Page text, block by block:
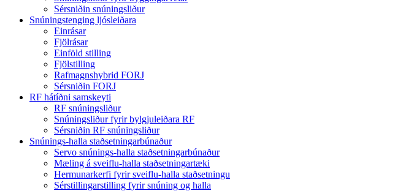
Sérsniðin snúningsliður
Snúningstenging ljósleiðara
Einrásar
Fjölrásar
Einföld stilling
Fjölstilling
Rafmagnshybrid FORJ
Sérsniðin FORJ
RF hátíðni samskeyti
RF snúningsliður
Snúningsliður fyrir bylgjuleiðara RF
Sérsniðin RF snúningsliður
Snúnings-halla staðsetningarbúnaður
Servo snúnings-halla staðsetningarbúnaður
Mæling á sveiflu-halla staðsetningartæki
Hermunarkerfi fyrir sveiflu-halla staðsetningu
Sérstillingarstilling fyrir snúning og halla